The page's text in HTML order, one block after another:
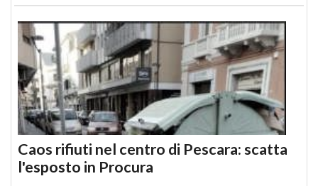
Caos rifiuti nel centro di Pescara: scatta
l'esposto in Procura